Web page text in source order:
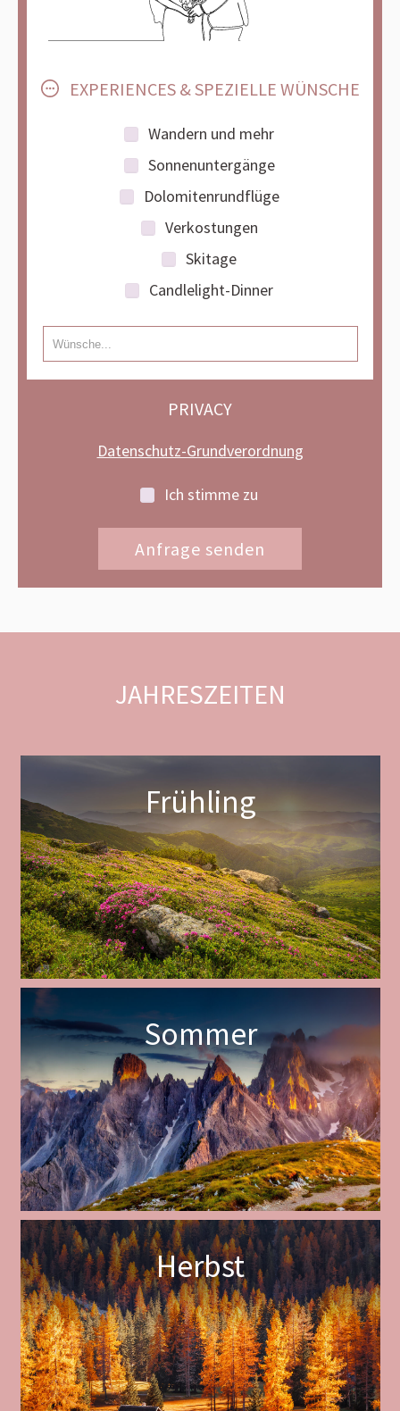
EXPERIENCES & SPEZIELLE WÜNSCHE
Wandern und mehr
Sonnenuntergänge
Dolomitenrundflüge
Verkostungen
Skitage
Candlelight-Dinner
PRIVACY
Datenschutz-Grundverordnung
Ich stimme zu
JAHRESZEITEN
Frühling
Sommer
Herbst